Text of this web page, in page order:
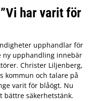
har varit för
upphandlar för
ny upphandling innebär
Christer Liljenberg,
kommun och talare på
varit för blåögt. Nu
bättre säkerhetstänk.